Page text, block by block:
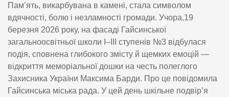
Пам’ять, викарбувана в камені, стала символом
вдячності, болю і незламності громади. Учора,19
березня 2026 року, на фасаді Гайсинської
загальноосвітньої школи І–ІІІ ступенів №3 відбулася
подія, сповнена глибокого змісту й щемких емоцій —
відкриття меморіальної дошки на честь полеглого
Захисника України Максима Барди. Про це повідомила
Гайсинська міська рада. У цей день шкільне подвір’я